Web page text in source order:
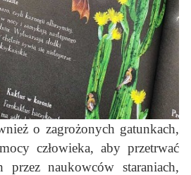
o zagrożonych gatunkach,
człowieka, aby przetrwać
przez naukowców staraniach,